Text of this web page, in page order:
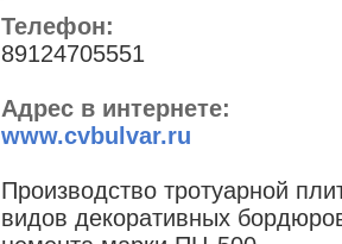
Телефон:
89124705551
Адрес в интернете:
www.cvbulvar.ru
Производство тротуарной
видов декоративных